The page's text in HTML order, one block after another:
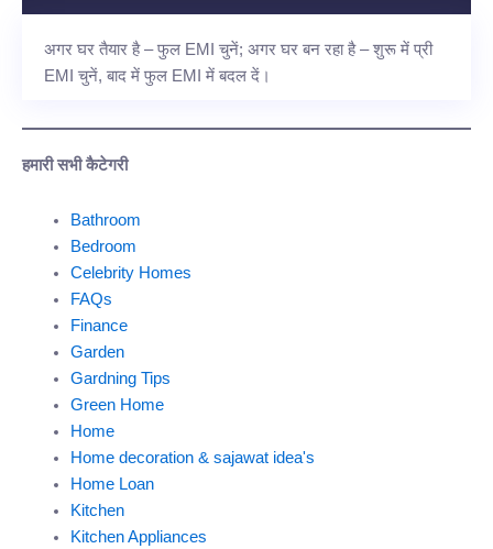
अगर घर तैयार है – फुल EMI चुनें; अगर घर बन रहा है – शुरू में प्री
EMI चुनें, बाद में फुल EMI में बदल दें।
हमारी सभी कैटेगरी
Bathroom
Bedroom
Celebrity Homes
FAQs
Finance
Garden
Gardning Tips
Green Home
Home
Home decoration & sajawat idea's
Home Loan
Kitchen
Kitchen Appliances